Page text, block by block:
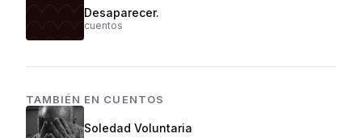
Desaparecer.
cuentos
TAMBIÉN EN CUENTOS
Soledad Voluntaria